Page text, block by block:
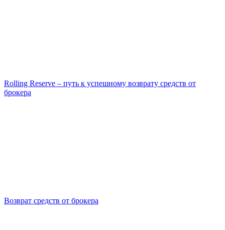
Rolling Reserve – путь к успешному возврату средств от
брокера
Возврат средств от брокера